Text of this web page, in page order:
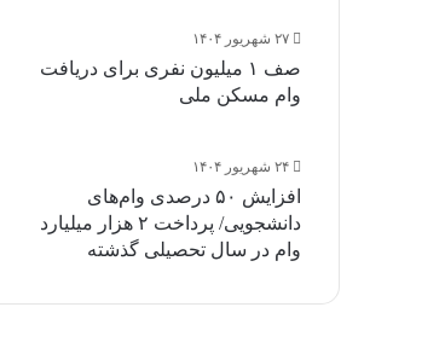
۲۷ شهریور ۱۴۰۴
صف ۱ میلیون نفری برای دریافت
وام مسکن ملی
۲۴ شهریور ۱۴۰۴
افزایش ۵۰ درصدی وام‌های
دانشجویی/ پرداخت ۲ هزار میلیارد
وام در سال تحصیلی گذشته